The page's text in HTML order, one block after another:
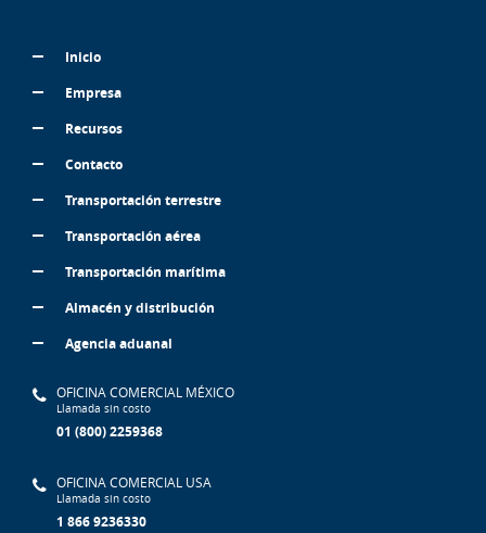
Inicio
Empresa
Recursos
Contacto
Transportación terrestre
Transportación aérea
Transportación marítima
Almacén y distribución
Agencia aduanal
OFICINA COMERCIAL MÉXICO
Llamada sin costo
01 (800) 2259368
OFICINA COMERCIAL USA
Llamada sin costo
1 866 9236330